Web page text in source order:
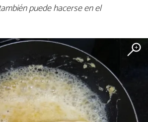
puede hacerse en el